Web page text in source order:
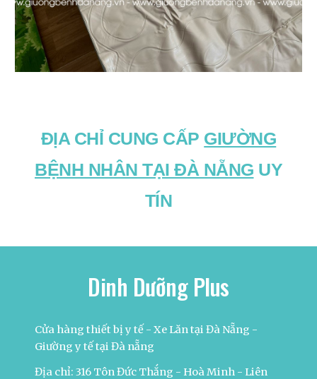
ĐỊA CHỈ CUNG CẤP GIƯỜNG
BỆNH NHÂN TẠI ĐÀ NẴNG UY
TÍN
Dinh Dưỡng Plus
Cửa hàng thiết bị y tế - Xe Lăn tại Đà Nẵng -
Giường y tế tại Đà nẵng
Địa chỉ: 316 Tôn Đức Thắng - Hoà Minh - Liên